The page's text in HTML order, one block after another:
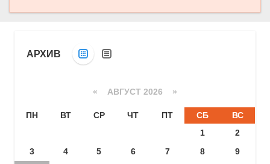
АРХИВ
« АВГУСТ 2026 »
ПН ВТ СР ЧТ ПТ СБ
ВС
1
2
3
4 5 6 7 8
9